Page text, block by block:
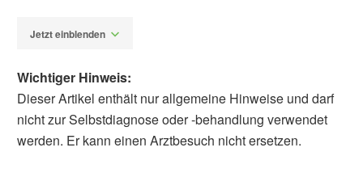
Jetzt einblenden
Wichtiger Hinweis:
Dieser Artikel enthält nur allgemeine Hinweise und darf
nicht zur Selbstdiagnose oder -behandlung verwendet
werden. Er kann einen Arztbesuch nicht ersetzen.